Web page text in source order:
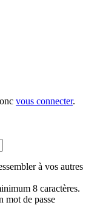
vous connecter.
à vos autres
8 caractères.
mot de passe